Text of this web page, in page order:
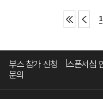
1
부스 참가 신청 스폰서십
문의